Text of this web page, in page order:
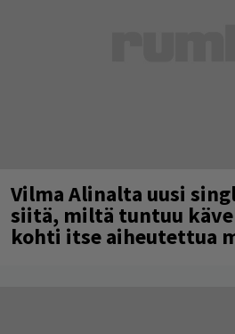
Vilma Alinalta uusi
siitä, miltä tuntuu
kohti itse aiheutettua